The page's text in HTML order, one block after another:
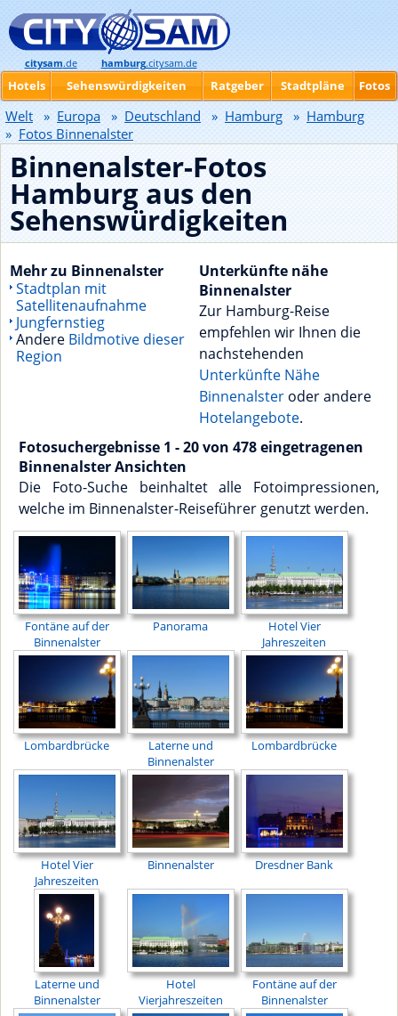
Binnenalster-Fotos
Hamburg aus den
Sehenswürdigkeiten
Mehr zu Binnenalster
Stadtplan mit
Satellitenaufnahme
Jungfernstieg
Andere Bildmotive dieser
Region
Unterkünfte nähe
Binnenalster
Zur Hamburg-Reise
empfehlen wir Ihnen die
nachstehenden
Unterkünfte Nähe
Binnenalster oder andere
Hotelangebote.
Fotosuchergebnisse 1 - 20 von 478 eingetragenen
Binnenalster Ansichten
Die Foto-Suche beinhaltet alle Fotoimpressionen,
welche im Binnenalster-Reiseführer genutzt werden.
Fontäne auf der
Binnenalster
Panorama
Hotel Vier
Jahreszeiten
Lombardbrücke
Laterne und
Binnenalster
Lombardbrücke
Hotel Vier
Jahreszeiten
Binnenalster Dresdner Bank
Laterne und
Binnenalster
Hotel
Vierjahreszeiten
Fontäne auf der
Binnenalster
citysam.de hamburg.citysam.de
Hotels Sehenswürdigkeiten Ratgeber Stadtpläne Fotos
Welt » Europa » Deutschland » Hamburg » Hamburg
» Fotos Binnenalster